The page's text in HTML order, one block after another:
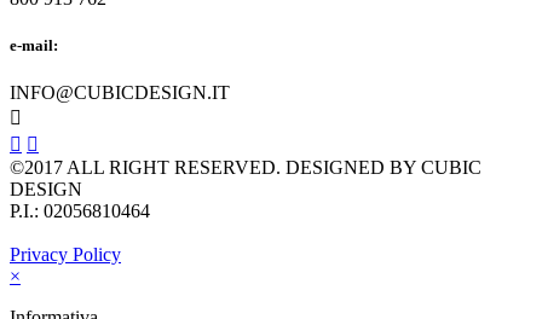
e-mail:
INFO@CUBICDESIGN.IT

 
©2017 ALL RIGHT RESERVED. DESIGNED BY CUBIC
DESIGN
P.I.: 02056810464
Privacy Policy
×